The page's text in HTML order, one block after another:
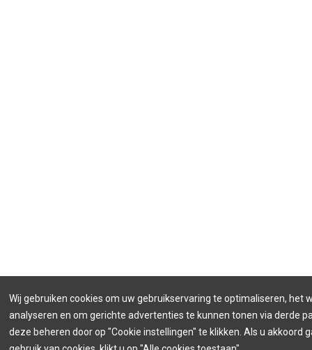
Wij gebruiken cookies om uw gebruikservaring te optimaliseren, het
analyseren en om gerichte advertenties te kunnen tonen via derde
deze beheren door op "Cookie instellingen" te klikken. Als u akkoord